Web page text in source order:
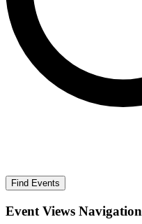
Find Events
Event Views Navigation